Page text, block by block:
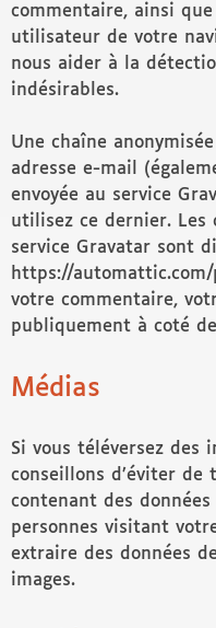
commentaire, ainsi
utilisateur de votre
nous aider à la
indésirables.
Une chaîne
adresse e-mail
envoyée au service
utilisez ce dernier. Les
service Gravatar sont
https://
votre commentaire,
publiquement à coté
Médias
Si vous téléversez des
conseillons d’éviter de
contenant des données
personnes visitant
extraire des données
images.